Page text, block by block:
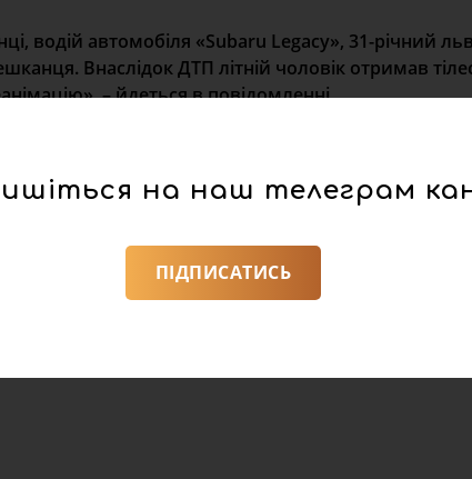
водій автомобіля «Subaru Legacy», 31-річний
Внаслідок ДТП літній чоловік отримав
– йдеться в повідомленні.
ст.286 (Порушення правил безпеки дорожнього
з позбавленням права керувати транспортними
на наш телеграм
ПІДПИСАТИСЬ